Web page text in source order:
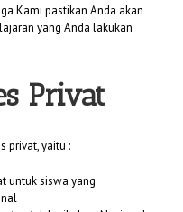
Kami pastikan Anda akan
yang Anda lakukan
Privat
privat, yaitu :
untuk siswa yang